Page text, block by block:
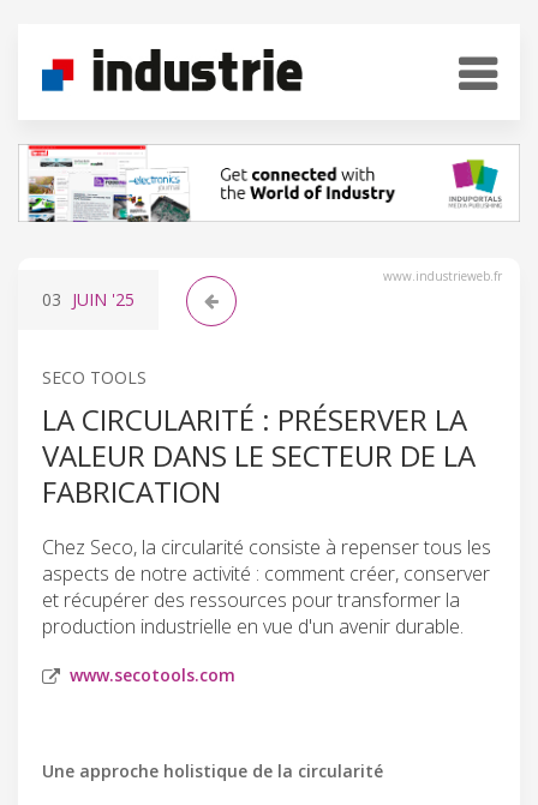
www.industrieweb.fr
03 JUIN '25
SECO TOOLS
LA CIRCULARITÉ : PRÉSERVER LA
VALEUR DANS LE SECTEUR DE LA
FABRICATION
Chez Seco, la circularité consiste à repenser tous les
aspects de notre activité : comment créer, conserver
et récupérer des ressources pour transformer la
production industrielle en vue d'un avenir durable.
www.secotools.com
Une approche holistique de la circularité